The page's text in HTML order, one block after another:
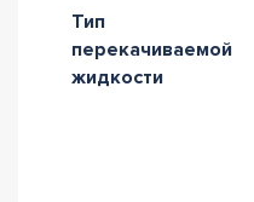
Тип
перекачиваемой
жидкости